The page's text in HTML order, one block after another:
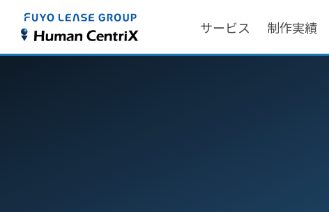
サービス 制作実績